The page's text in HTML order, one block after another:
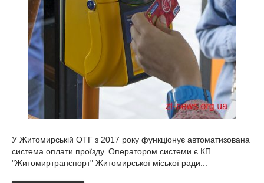
У Житомирській ОТГ з 2017 року функціонує автоматизована
система оплати проїзду. Оператором системи є КП
"Житомиртранспорт" Житомирської міської ради...